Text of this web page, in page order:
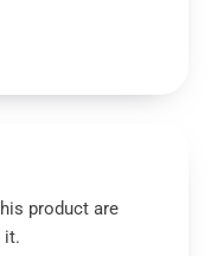
product are
it.